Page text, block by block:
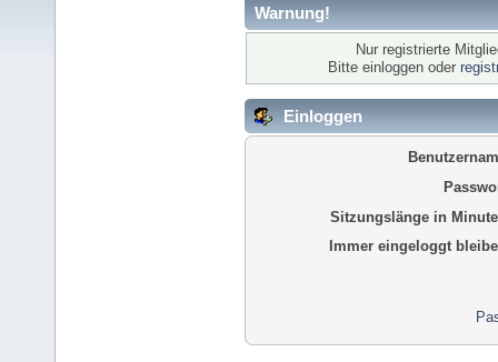
Warnung!
Nur registrierte
Bitte einloggen oder
Einloggen
Sitzungslänge in
Immer eingeloggt